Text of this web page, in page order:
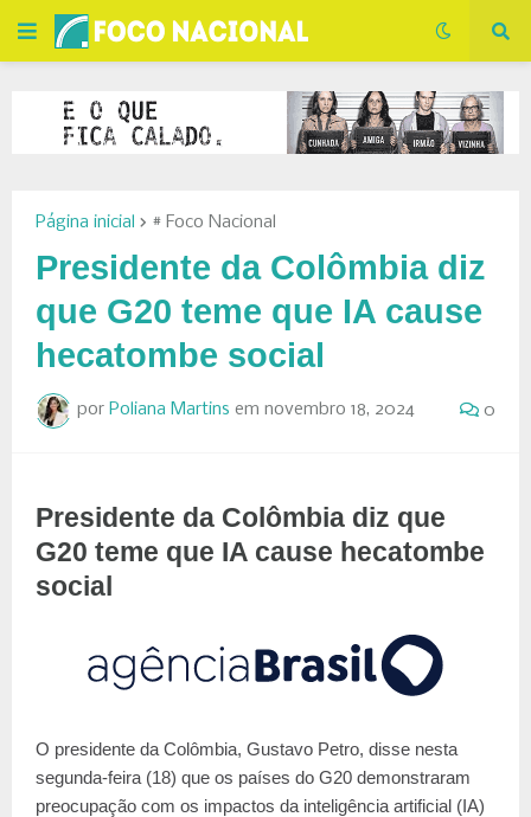
Página inicial # Foco Nacional
Presidente da Colômbia diz
que G20 teme que IA cause
hecatombe social
por Poliana Martins em novembro 18, 2024 0
Presidente da Colômbia diz que
G20 teme que IA cause hecatombe
social
O presidente da Colômbia, Gustavo Petro, disse nesta
segunda-feira (18) que os países do G20 demonstraram
preocupação com os impactos da inteligência artificial (IA)